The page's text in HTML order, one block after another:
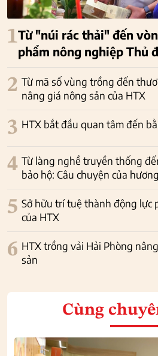
1Từ "núi rác thải" đến
phẩm nông nghiệp Thủ
2 Từ mã số vùng trồng đến
nâng giá nông sản của HTX
3 HTX bắt đầu quan tâm đến
4 Từ làng nghề truyền thống
bảo hộ: Câu chuyện của
5 Sở hữu trí tuệ thành động lực
của HTX
6 HTX trồng vải Hải Phòng
sản
Cùng